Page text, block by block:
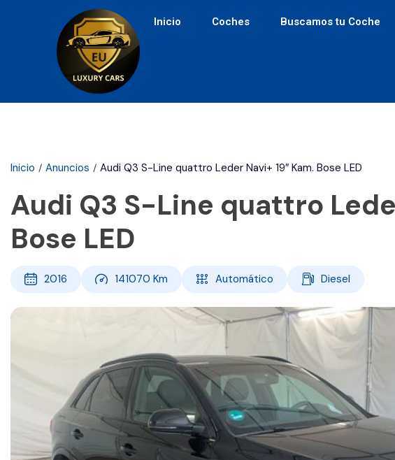
Inicio Coches Buscamos tu Coche
Inicio Anuncios Audi Q3 S-Line quattro Leder Navi+ 19″ Kam. Bose LED
Audi Q3 S-Line quattro
Bose LED
2016 141070 Km Automático Diesel